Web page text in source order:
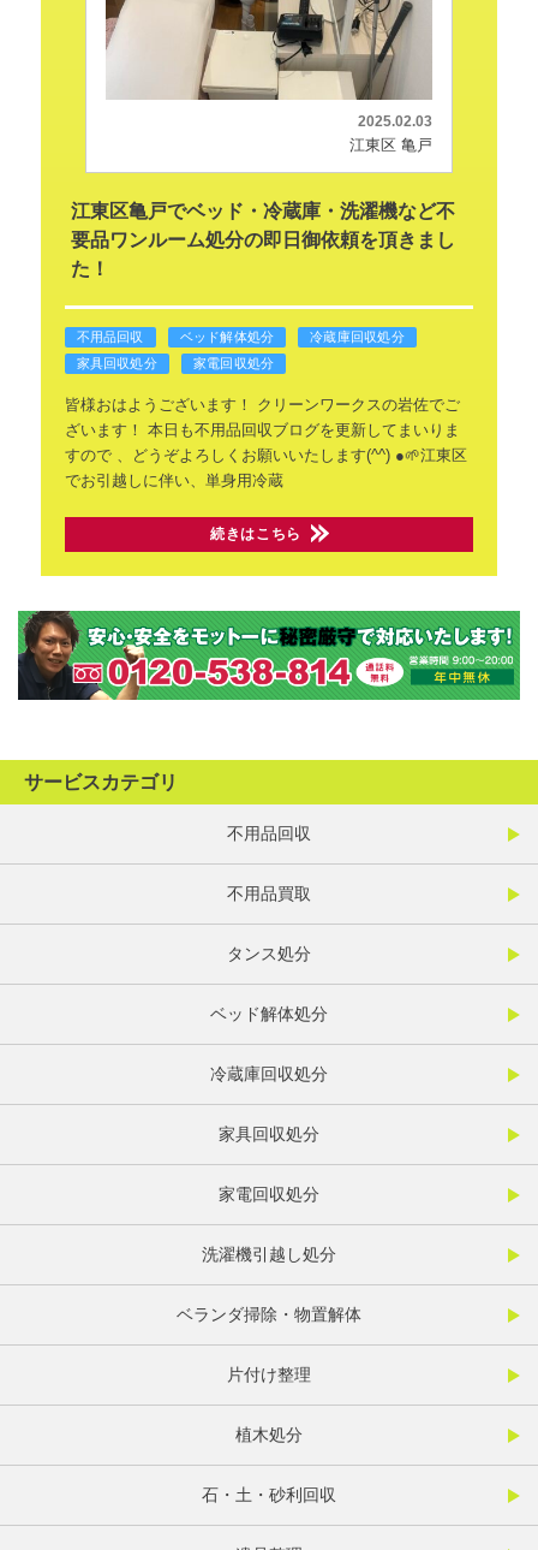
2025.02.03
江東区 亀戸
江東区亀戸でベッド・冷蔵庫・洗濯機など不
要品ワンルーム処分の即日御依頼を頂きまし
た！
不用品回収 ベッド解体処分
冷蔵庫回収処分
家具回収処分
家電回収処分
皆様おはようございます！
クリーンワークスの岩佐でご
ざいます！ 本日も不用品回収ブログを更新してまいりま
すので、どうぞよろしくお願いいたします(^^) ●🌱江東区
でお引越しに伴い、単身用冷蔵
続きはこちら
サービスカテゴリ
不用品回収
不用品買取
タンス処分
ベッド解体処分
冷蔵庫回収処分
家具回収処分
家電回収処分
洗濯機引越し処分
ベランダ掃除・物置解体
片付け整理
植木処分
石・土・砂利回収